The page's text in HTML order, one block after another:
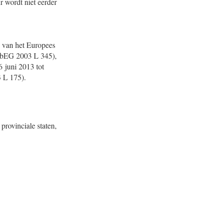
het Europees
2003 L 345),
juni 2013 tot
L 175).
staten,